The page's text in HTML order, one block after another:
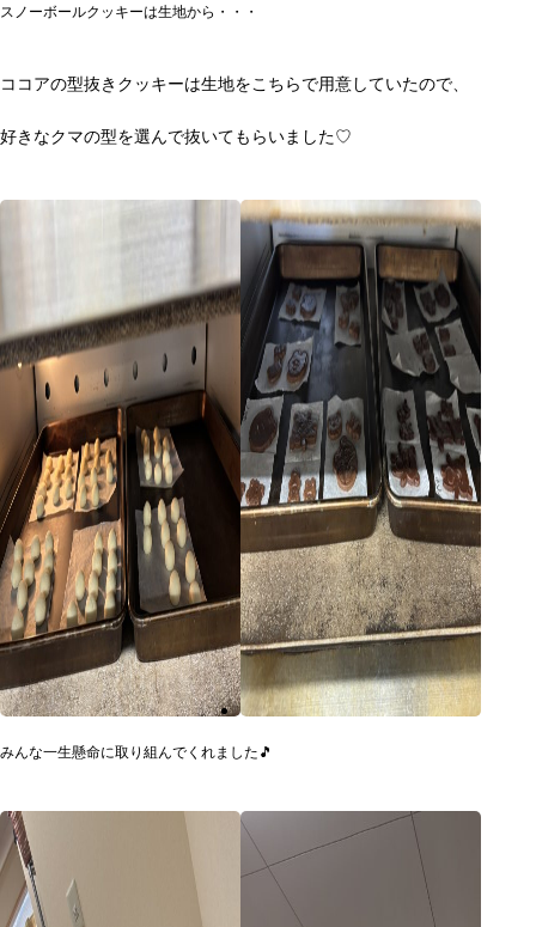
スノーボールクッキーは生地から・・・
ココアの型抜きクッキーは生地をこちらで用意していたので、
好きなクマの型を選んで抜いてもらいました♡
みんな一生懸命に取り組んでくれました🎵